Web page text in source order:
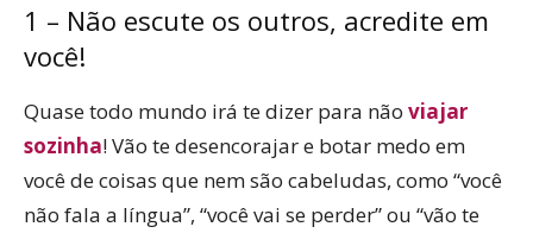
1 – Não escute os outros, acredite em
você!
Quase todo mundo irá te dizer para não viajar
sozinha! Vão te desencorajar e botar medo em
você de coisas que nem são cabeludas, como “você
não fala a língua”, “você vai se perder” ou “vão te